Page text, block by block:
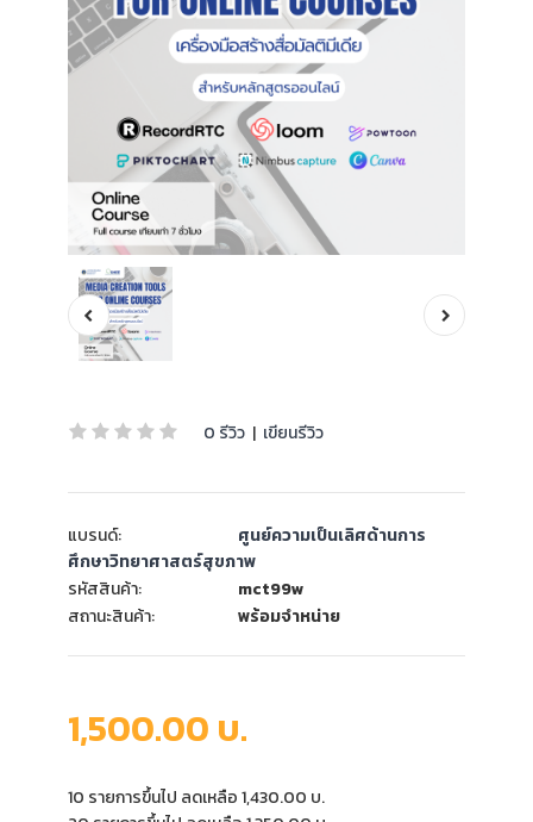
0 รีวิว | เขียนรีวิว
แบรนด์:
ศูนย์ความเป็นเลิศด้านการ
ศึกษาวิทยาศาสตร์สุขภาพ
รหัสสินค้า:
mct99w
สถานะสินค้า:
พร้อมจำหน่าย
1,500.00 บ.
10 รายการขึ้นไป ลดเหลือ 1,430.00 บ.